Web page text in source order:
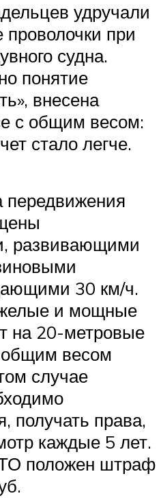
удручали
проволочки при
судна.
понятие
внесена
с общим весом:
стало легче.
передвижения
развивающими
30 км/ч.
и мощные
на 20-метровые
весом
случае
получать права,
каждые 5 лет.
положен штраф